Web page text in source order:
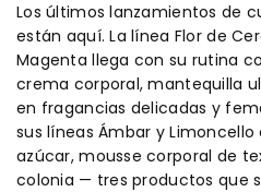
Los últimos lanzamientos de
están aquí. La línea Flor de
Magenta llega con su rutina
crema corporal, mantequilla
en fragancias delicadas y
sus líneas Ámbar y
azúcar, mousse corporal de
colonia — tres productos que